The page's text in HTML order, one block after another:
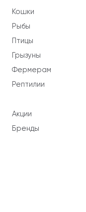
Кошки
Рыбы
Птицы
Грызуны
Фермерам
Рептилии
Акции
Бренды